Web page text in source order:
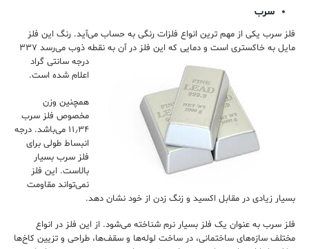
سرب
فلز سرب یکی از مهم‌ ترین انواع فلزات رنگی به حساب می‌آید. رنگ این فلز
مایل به خاکستری است و دمایی که این فلز در آن به نقطه ذوب می‌رسد ۳۳۷
درجه سانتی گراد
اعلام شده است.
همچنین وزن
مخصوص فلز سرب
۱۱٫۳۴ می‌باشد. درجه
انبساط طولی برای
فلز سرب بسیار
بالاست. این فلز
نمی‌تواند مقاومت
بسیار زیادی در مقابل اکسید و زنگ زدن از خود نشان دهد.
فلز سرب به عنوان یک فلز بسیار نرم شناخته می‌شود. از این فلز در انواع
مختلف سازه‌های ساختمانی، در ساخت لوله‌ها و سقف‌ها، طراحی و تزیین کاخ‌ها